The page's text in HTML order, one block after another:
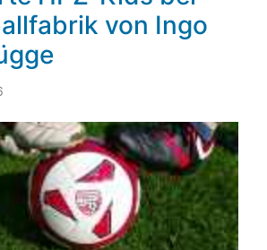
von Ingo